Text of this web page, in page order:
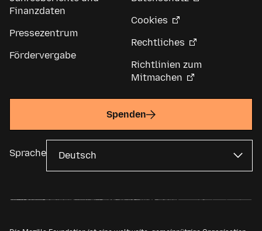
Finanzdaten
Pressezentrum
Fördervergabe
Cookies
Rechtliches
Richtlinien zum
Mitmachen
Spenden
Sprache